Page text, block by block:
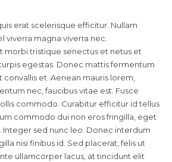
erat scelerisque efficitur. Nullam
viverra magna viverra nec.
morbi tristique senectus et netus et
egestas. Donec mattis fermentum
et. Aenean mauris lorem,
nec, faucibus vitae est. Fusce
commodo. Curabitur efficitur id tellus
commodo dui non eros fringilla, eget
Integer sed nunc leo. Donec interdum
nisi finibus id. Sed placerat, felis ut
ullamcorper lacus, at tincidunt elit